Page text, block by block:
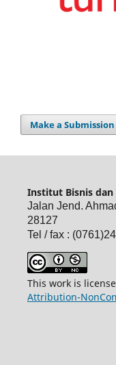
Make a Submission
Institut Bisnis dan
Jalan Jend.
28127
Tel / fax :
This work is
Attribution-